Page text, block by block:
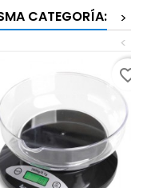
CATEGORÍA:
>
<
favorite_border